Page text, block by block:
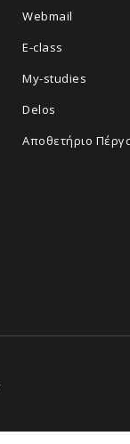
Webmail
E-class
My-studies
Delos
Αποθετήριο